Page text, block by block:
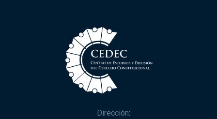
Dirección: